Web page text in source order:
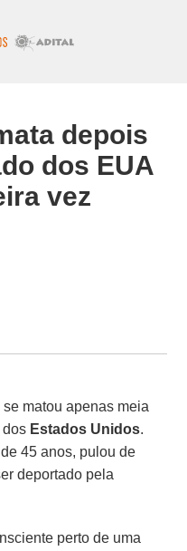
depois
dos EUA
vez
matou apenas meia
dos Estados Unidos.
de 45 anos, pulou de
deportado pela
perto de uma